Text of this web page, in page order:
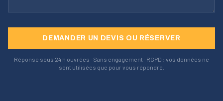
DEMANDER UN DEVIS OU RÉSERVER
Réponse sous 24 h ouvrées · Sans engagement · RGPD : vos données ne
sont utilisées que pour vous répondre.